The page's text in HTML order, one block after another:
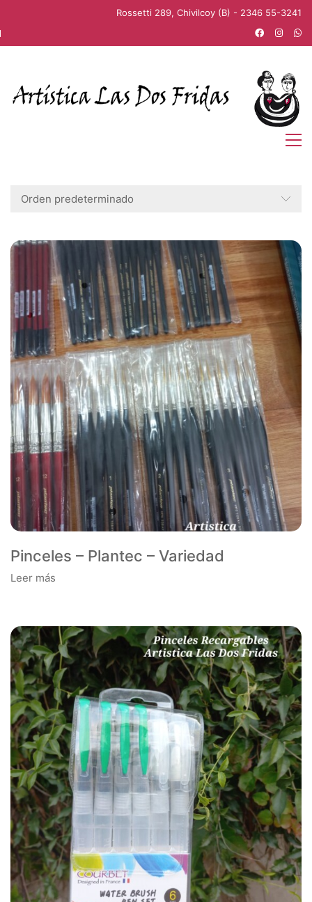
Rossetti 289, Chivilcoy (B) - 2346 55-3241
Orden predeterminado
Pinceles – Plantec – Variedad
Leer más